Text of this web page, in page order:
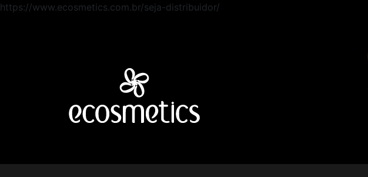
https://www.ecosmetics.com.br/seja-distribuidor/